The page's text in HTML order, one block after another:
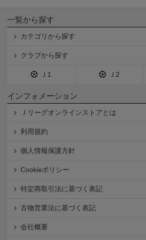
一覧から探す
カテゴリから探す
クラブから探す
Ｊ1 Ｊ2
インフォメーション
Ｊリーグオンラインストアとは
利用規約
個人情報保護方針
Cookieポリシー
特定商取引法に基づく表記
古物営業法に基づく表記
会社概要